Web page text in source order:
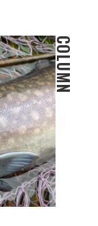
COLUMN